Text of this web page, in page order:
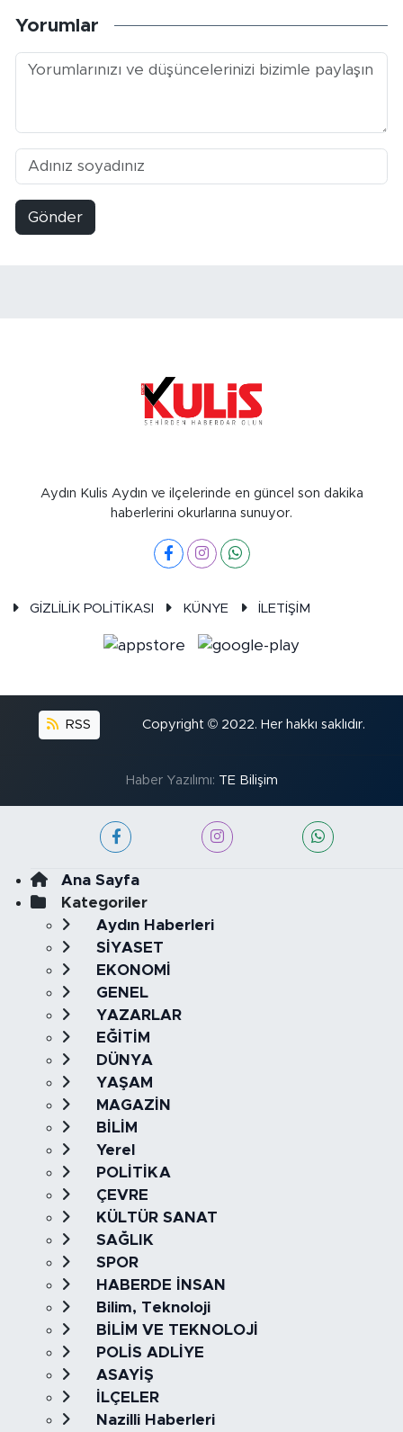
Yorumlar
Gönder
Aydın Kulis Aydın ve ilçelerinde en güncel son dakika
haberlerini okurlarına sunuyor.
GİZLİLİK POLİTİKASI KÜNYE İLETİŞİM
RSS Copyright © 2022. Her hakkı saklıdır.
Haber Yazılımı: TE Bilişim
Ana Sayfa
Kategoriler
Aydın Haberleri
SİYASET
EKONOMİ
GENEL
YAZARLAR
EĞİTİM
DÜNYA
YAŞAM
MAGAZİN
BİLİM
Yerel
POLİTİKA
ÇEVRE
KÜLTÜR SANAT
SAĞLIK
SPOR
HABERDE İNSAN
Bilim, Teknoloji
BİLİM VE TEKNOLOJİ
POLİS ADLİYE
ASAYİŞ
İLÇELER
Nazilli Haberleri